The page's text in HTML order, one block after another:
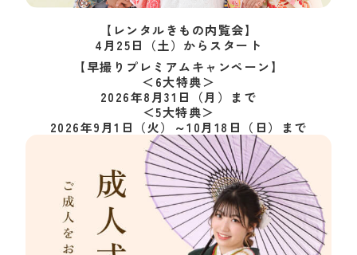
【レンタルきもの内覧会】
4月25日（土）からスタート
【早撮りプレミアムキャンペーン】
＜6大特典＞
2026年8月31日（月）まで
＜5大特典＞
2026年9月1日（火）～10月18日（日）まで